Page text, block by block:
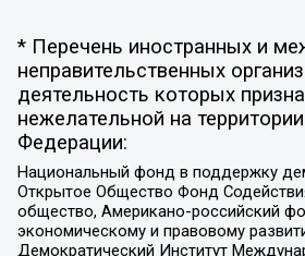
* Перечень иностранных и
неправительственных
деятельность которых
нежелательной на
Федерации:
Национальный фонд в поддержку
Открытое Общество Фонд
общество, Американо-российский
экономическому и правовому
Демократический Институт